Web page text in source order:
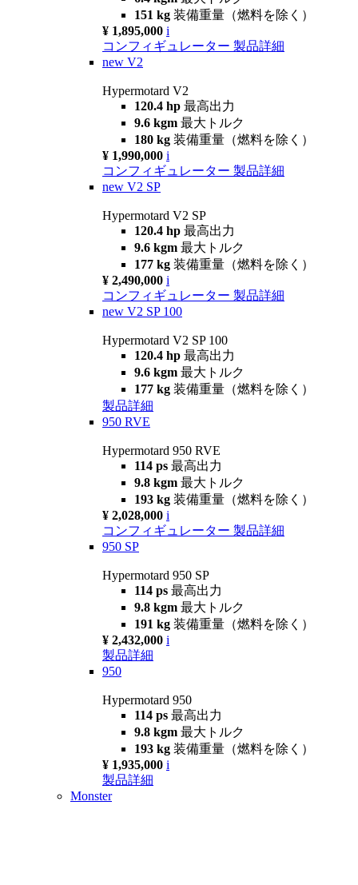
151 kg 装備重量（燃料を除く）
¥ 1,895,000 i
コンフィギュレーター 製品詳細
new V2
Hypermotard V2
120.4 hp 最高出力
9.6 kgm 最大トルク
180 kg 装備重量（燃料を除く）
¥ 1,990,000 i
コンフィギュレーター 製品詳細
new V2 SP
Hypermotard V2 SP
120.4 hp 最高出力
9.6 kgm 最大トルク
177 kg 装備重量（燃料を除く）
¥ 2,490,000 i
コンフィギュレーター 製品詳細
new V2 SP 100
Hypermotard V2 SP 100
120.4 hp 最高出力
9.6 kgm 最大トルク
177 kg 装備重量（燃料を除く）
製品詳細
950 RVE
Hypermotard 950 RVE
114 ps 最高出力
9.8 kgm 最大トルク
193 kg 装備重量（燃料を除く）
¥ 2,028,000 i
コンフィギュレーター 製品詳細
950 SP
Hypermotard 950 SP
114 ps 最高出力
9.8 kgm 最大トルク
191 kg 装備重量（燃料を除く）
¥ 2,432,000 i
製品詳細
950
Hypermotard 950
114 ps 最高出力
9.8 kgm 最大トルク
193 kg 装備重量（燃料を除く）
¥ 1,935,000 i
製品詳細
Monster